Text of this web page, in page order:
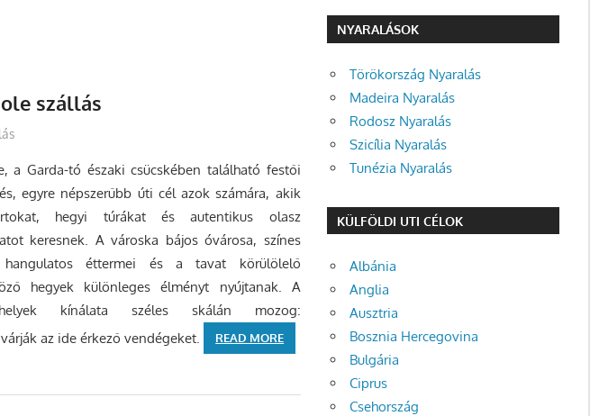
szállás
a Garda-tó északi csücskében található festői
egyre népszerűbb úti cél azok számára, akik
hegyi túrákat és autentikus olasz
keresnek. A városka bájos óvárosa, színes
hangulatos éttermei és a tavat körülölelő
hegyek különleges élményt nyújtanak. A
kínálata széles skálán mozog:
az ide érkező vendégeket.
READ MORE
NYARALÁSOK
Törökország Nyaralás
Madeira Nyaralás
Rodosz Nyaralás
Szicília Nyaralás
Tunézia Nyaralás
KÜLFÖLDI UTI CÉLOK
Albánia
Anglia
Ausztria
Bosznia Hercegovina
Bulgária
Ciprus
Csehország